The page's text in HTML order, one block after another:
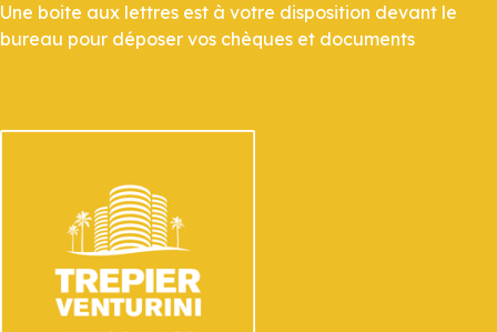
Une boite aux lettres est à votre disposition devant le
bureau pour déposer vos chèques et documents